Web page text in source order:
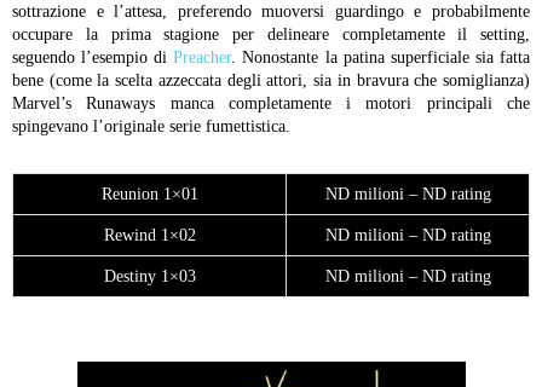
sottrazione e l’attesa, preferendo muoversi guardingo e probabilmente
occupare la prima stagione per delineare completamente il setting,
seguendo l’esempio diPreacher. Nonostante la patina superficiale sia fatta
bene (come la scelta azzeccata degli attori, sia in bravura che somiglianza)
Marvel’s Runaways manca completamente i motori principali che
spingevano l’originale serie fumettistica.
Reunion 1×01 ND milioni – ND rating
Rewind 1×02 ND milioni – ND rating
Destiny 1×03 ND milioni – ND rating